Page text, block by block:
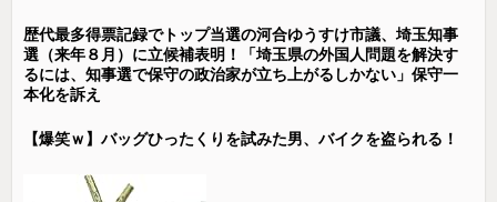
歴代最多得票記録でトップ当選の河合ゆうすけ市議、埼玉知事
選（来年８月）に立候補表明！「埼玉県の外国人問題を解決す
るには、知事選で保守の政治家が立ち上がるしかない」保守一
本化を訴え
【爆笑ｗ】バッグひったくりを試みた男、バイクを盗られる！